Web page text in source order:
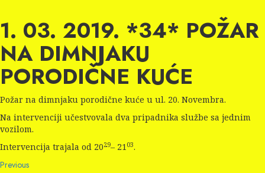
1. 03. 2019. *34* POŽAR
NA DIMNJAKU
PORODIČNE KUĆE
Požar na dimnjaku porodične kuće u ul. 20. Novembra.
Na intervenciji učestvovala dva pripadnika službe sa jednim
vozilom.
Intervencija trajala od 2029– 2103.
PreviousPrevious